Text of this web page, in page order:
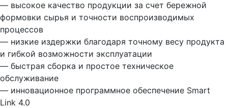
— высокое качество продукции за счет бережной
формовки сырья и точности воспроизводимых
процессов
— низкие издержки благодаря точному весу продукта
и гибкой возможности эксплуатации
— быстрая сборка и простое техническое
обслуживание
— инновационное программное обеспечение Smart
Link 4.0